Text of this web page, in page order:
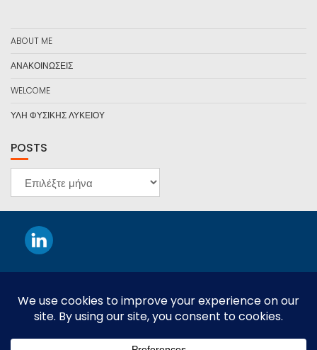
ABOUT ME
ΑΝΑΚΟΙΝΩΣΕΙΣ
WELCOME
ΥΛΗ ΦΥΣΙΚΗΣ ΛΥΚΕΙΟΥ
POSTS
This work is licensed under aCreative Commons Attribution-
NonCommercial-NoDerivatives 4.0 International License.